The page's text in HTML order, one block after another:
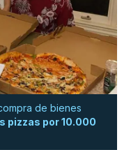
de bienes
pizzas por 10.000